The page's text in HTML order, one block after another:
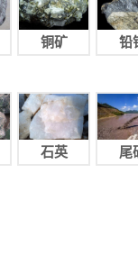
铜矿 铅
石英 尾